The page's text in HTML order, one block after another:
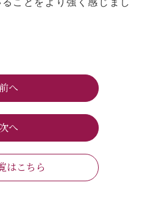
ことをより強く感じまし
へ
はこちら
へ